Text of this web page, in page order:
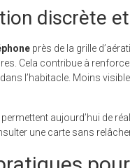
discrète
près de la grille
Cela contribue à
l’habitacle. Moins
aujourd’hui de
une carte sans